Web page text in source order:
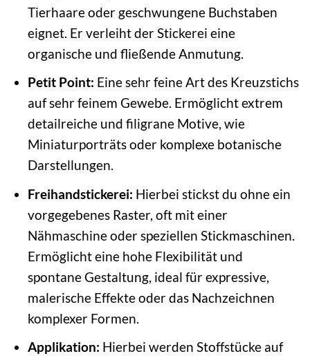
Tierhaare oder geschwungene Buchstaben
eignet. Er verleiht der Stickerei eine
organische und fließende Anmutung.
Petit Point: Eine sehr feine Art des Kreuzstichs
auf sehr feinem Gewebe. Ermöglicht extrem
detailreiche und filigrane Motive, wie
Miniaturporträts oder komplexe botanische
Darstellungen.
Freihandstickerei: Hierbei stickst du ohne ein
vorgegebenes Raster, oft mit einer
Nähmaschine oder speziellen Stickmaschinen.
Ermöglicht eine hohe Flexibilität und
spontane Gestaltung, ideal für expressive,
malerische Effekte oder das Nachzeichnen
komplexer Formen.
Applikation: Hierbei werden Stoffstücke auf